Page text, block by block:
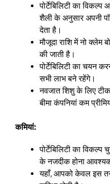
पोर्टेबिलिटी का
शैली के अनुसार अपनी
देता है।
मौजूदा राशि में नो क्लेम
की जाती है।
पोर्टेबिलिटी का चयन
सभी लाभ बने रहेंगे।
नवजात शिशु के लिए
बीमा कंपनियां कम
कमियां:
पोर्टेबिलिटी का
के नजदीक होना
यहाँ, आपको केवल इस